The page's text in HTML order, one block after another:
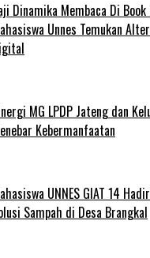
Dinamika Membaca Di
Unnes Temukan
MG LPDP Jateng dan
Kebermanfaatan
UNNES GIAT 14
Sampah di Desa Brangkal